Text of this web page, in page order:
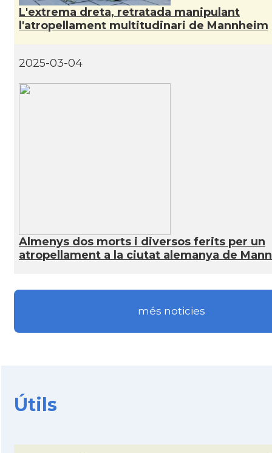
CAMON Catalans a JENA
CAMON Catalans a Karlsruhe
CAMON Catalans a MANNHEIM
CAMON
L'extrema dreta, retratada manipulant
l'atropellament multitudinari de Mannheim
2025-03-04
Almenys dos morts i diversos ferits per un
atropellament a la ciutat alemanya de
més noticies
Útils